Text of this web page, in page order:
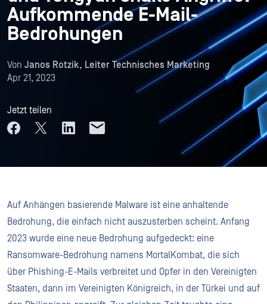
Aufkommende E-Mail-
Bedrohungen
Von Janos Rotzik, Leiter Technisches Marketing
Apr 21, 2023
Jetzt teilen
Auf Anhängen basierende Malware ist eine anhaltende
Bedrohung, die einfach nicht auszusterben scheint. Anfang
2023 wurde eine neue Bedrohung aufgedeckt: eine
Ransomware-Bedrohung namens MortalKombat, die sich
über Phishing-E-Mails verbreitet und Opfer in den Vereinigten
Staaten, dann im Vereinigten Königreich, in der Türkei und auf